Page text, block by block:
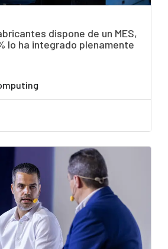
dispone de un MES,
lo ha integrado plenamente